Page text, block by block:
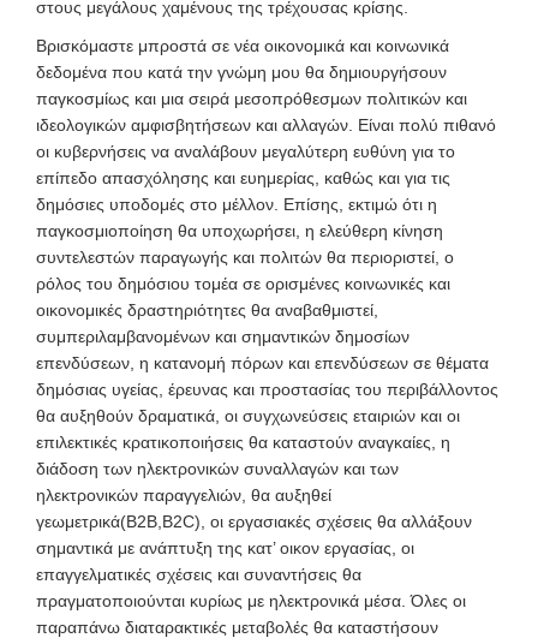
στους μεγάλους χαμένους της τρέχουσας κρίσης.
Βρισκόμαστε μπροστά σε νέα οικονομικά και κοινωνικά
δεδομένα που κατά την γνώμη μου θα δημιουργήσουν
παγκοσμίως και μια σειρά μεσοπρόθεσμων πολιτικών και
ιδεολογικών αμφισβητήσεων και αλλαγών. Είναι πολύ πιθανό
οι κυβερνήσεις να αναλάβουν μεγαλύτερη ευθύνη για το
επίπεδο απασχόλησης και ευημερίας, καθώς και για τις
δημόσιες υποδομές στο μέλλον. Επίσης, εκτιμώ ότι η
παγκοσμιοποίηση θα υποχωρήσει, η ελεύθερη κίνηση
συντελεστών παραγωγής και πολιτών θα περιοριστεί, ο
ρόλος του δημόσιου τομέα σε ορισμένες κοινωνικές και
οικονομικές δραστηριότητες θα αναβαθμιστεί,
συμπεριλαμβανομένων και σημαντικών δημοσίων
επενδύσεων, η κατανομή πόρων και επενδύσεων σε θέματα
δημόσιας υγείας, έρευνας και προστασίας του περιβάλλοντος
θα αυξηθούν δραματικά, οι συγχωνεύσεις εταιριών και οι
επιλεκτικές κρατικοποιήσεις θα καταστούν αναγκαίες, η
διάδοση των ηλεκτρονικών συναλλαγών και των
ηλεκτρονικών παραγγελιών, θα αυξηθεί
γεωμετρικά(Β2Β,Β2C), οι εργασιακές σχέσεις θα αλλάξουν
σημαντικά με ανάπτυξη της κατ’ οικον εργασίας, οι
επαγγελματικές σχέσεις και συναντήσεις θα
πραγματοποιούνται κυρίως με ηλεκτρονικά μέσα. Όλες οι
παραπάνω διαταρακτικές μεταβολές θα καταστήσουν